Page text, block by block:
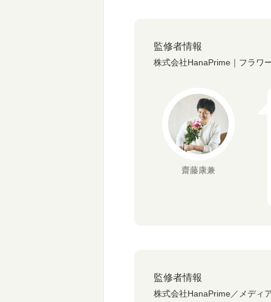
監修者情報
株式会社HanaPrime｜フラワ
齋藤康兼
監修者情報
株式会社HanaPrime／メディ